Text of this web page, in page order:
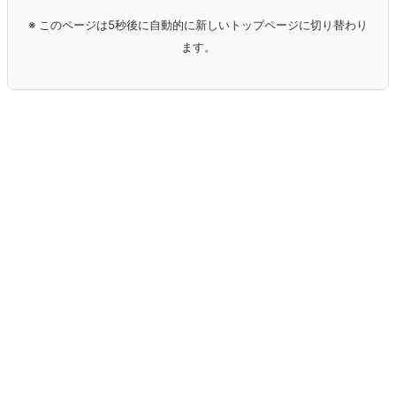
※ このページは5秒後に自動的に新しいトップページに切り替わり
ます。